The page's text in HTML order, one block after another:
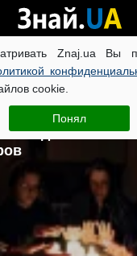
Znaj.ua Вы
cookie.
Понял
ПРОТИВ УКРАИНЫ
света на 7
для